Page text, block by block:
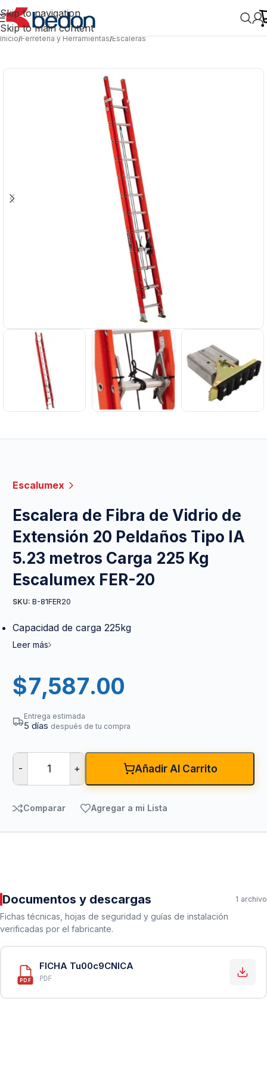
Skip to navigation
Skip to main content
Inicio/Ferretería y Herramientas/Escaleras
Escalumex
Escalera de Fibra de Vidrio de
Extensión 20 Peldaños Tipo IA
5.23 metros Carga 225 Kg
Escalumex FER-20
SKU: B-81FER20
Capacidad de carga 225kg
Leer más
$7,587.00
Entrega estimada
5 días después de tu compra
- + Añadir Al Carrito
Comparar Agregar a mi Lista
Documentos y descargas 1 archivo
Fichas técnicas, hojas de seguridad y guías de instalación
verificadas por el fabricante.
PDF
FICHA Tu00c9CNICA
PDF